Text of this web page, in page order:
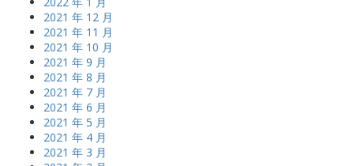
2021 年 12 月
2021 年 11 月
2021 年 10 月
2021 年 9 月
2021 年 8 月
2021 年 7 月
2021 年 6 月
2021 年 5 月
2021 年 4 月
2021 年 3 月